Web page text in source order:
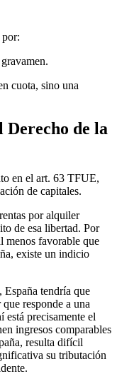
.
cuota, sino una
Derecho de la
en el art. 63 TFUE,
de capitales.
por alquiler
de esa libertad. Por
menos favorable que
existe un indicio
España tendría que
responde a una
precisamente el
ingresos comparables
resulta difícil
su tributación